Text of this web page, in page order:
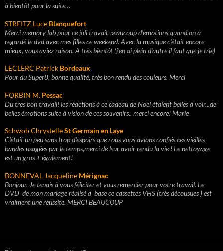
à bientôt pour la suite…
STREITZ Luce Blanquefort
Merci memory lab pour ce joli travail, beaucoup d'emotions quand on a
regardé le dvd avec mes filles ce weekend. Avec la musique c'était encore
mieux, vous aviez raison. A très bientôt (j'en ai plein d'autre il faut que je trie)
LECLERC Patrick Bordeaux
Pour du Super8, bonne qualité, très bon rendu des couleurs. Merci
FORBIN M. Pessac
Du tres bon travail! les réactions à ce cadeau de Noel étaient belles à voir...de
belles émotions suite à vision de ces souvenirs.. merci encore! Marie
Schwob ChrystelleSt Germain en Laye
C'était un peu sans trop d'espoirs que nous vous avions confiés ces vieilles
bandes usagées par le temps,merci de leur avoir rendu la vie ! Le nettoyage
est un gros + également!
BONNEVAL Jacqueline Mérignac
Bonjour, Je tenais à vous féliciter et vous remercier pour votre travail. Le
DVD de mon mariage réalisé à base de cassettes VHS (très décousues ) est
vraiment une réussite. MERCI BEAUCOUP